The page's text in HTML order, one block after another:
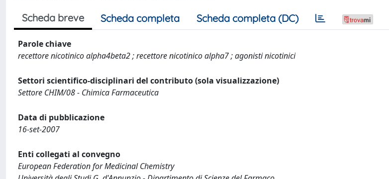
Scheda breve Scheda completa Scheda completa (DC)
Parole chiave
recettore nicotinico alpha4beta2 ; recettore nicotinico alpha7 ; agonisti nicotinici
Settori scientifico-disciplinari del contributo (sola visualizzazione)
Settore CHIM/08 - Chimica Farmaceutica
Data di pubblicazione
16-set-2007
Enti collegati al convegno
European Federation for Medicinal Chemistry